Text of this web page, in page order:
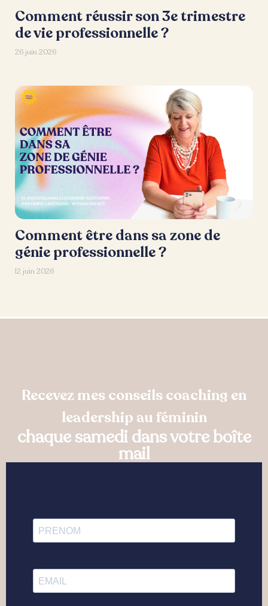
Comment réussir son 3e trimestre
de vie professionnelle ?
26 juin 2026
Comment être dans sa zone de
génie professionnelle ?
12 juin 2026
Recevez mes conseils coaching en
leadership au féminin
chaque samedi dans votre boîte
mail